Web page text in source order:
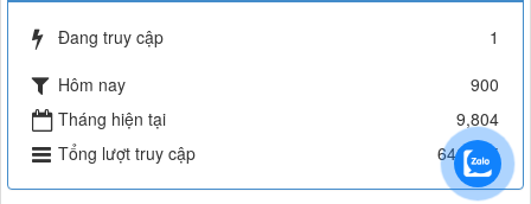
Đang truy cập
1
Hôm nay
900
Tháng hiện tại
9,804
Tổng lượt truy cập
646,635